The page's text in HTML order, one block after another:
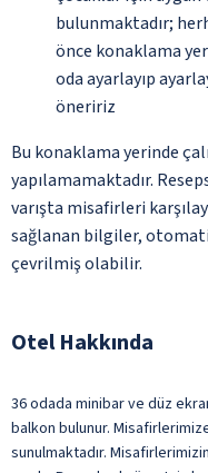
bulunmaktadır;
önce konaklama
oda ayarlayıp
öneririz
Bu konaklama yerinde
yapılamamaktadır.
varışta misafirleri
sağlanan bilgiler,
çevrilmiş olabilir.
Otel Hakkında
36 odada minibar ve düz
balkon bulunur.
sunulmaktadır.